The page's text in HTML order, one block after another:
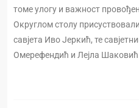
томе улогу и важност
Округлом столу
савјета Иво Јеркић, те
Омерефендић и Лејла